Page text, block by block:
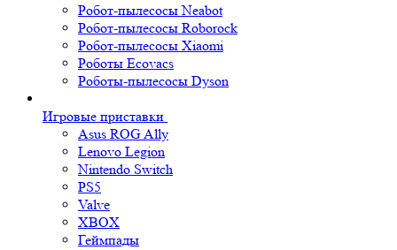
Робот-пылесосы Neabot
Робот-пылесосы Roborock
Робот-пылесосы Xiaomi
Роботы Ecovacs
Роботы-пылесосы Dyson
Игровые приставки
Asus ROG Ally
Lenovo Legion
Nintendo Switch
PS5
Valve
XBOX
Геймпады